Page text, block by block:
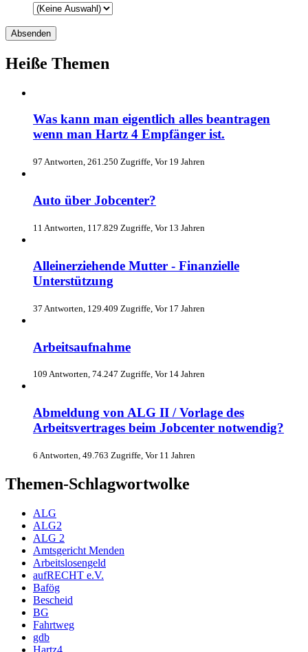
Heiße Themen
Was kann man eigentlich alles beantragen
wenn man Hartz 4 Empfänger ist.
97 Antworten, 261.250 Zugriffe, Vor 19 Jahren
Auto über Jobcenter?
11 Antworten, 117.829 Zugriffe, Vor 13 Jahren
Alleinerziehende Mutter - Finanzielle
Unterstützung
37 Antworten, 129.409 Zugriffe, Vor 17 Jahren
Arbeitsaufnahme
109 Antworten, 74.247 Zugriffe, Vor 14 Jahren
Abmeldung von ALG II / Vorlage des
Arbeitsvertrages beim Jobcenter notwendig?
6 Antworten, 49.763 Zugriffe, Vor 11 Jahren
Themen-Schlagwortwolke
ALG
ALG2
ALG 2
Amtsgericht Menden
Arbeitslosengeld
aufRECHT e.V.
Bafög
Bescheid
BG
Fahrtweg
gdb
Hartz4